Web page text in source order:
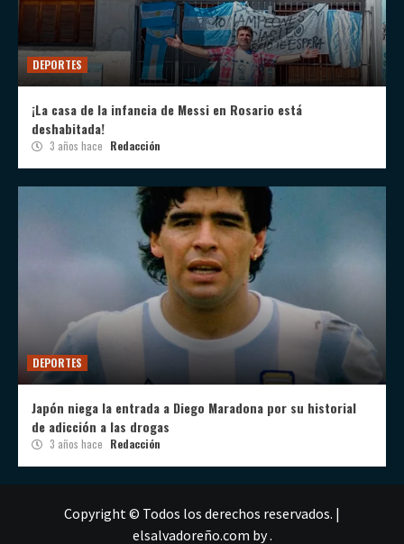
DEPORTES
¡La casa de la infancia de Messi en Rosario está
deshabitada!
3 años hace Redacción
DEPORTES
Japón niega la entrada a Diego Maradona por su historial
de adicción a las drogas
3 años hace Redacción
Copyright © Todos los derechos reservados. |
elsalvadoreño.com by .